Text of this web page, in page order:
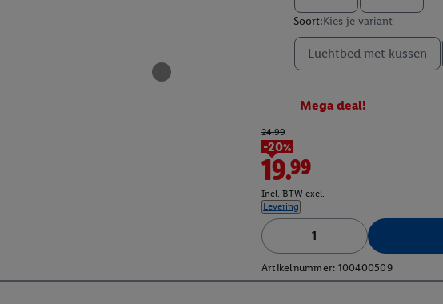
Soort:Kies je variant
Luchtbed met kussen
Mega deal!
24.99
-20%
19.99
Incl. BTW excl.
Levering
Artikelnummer: 100400509